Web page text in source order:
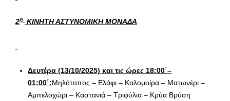
2η ΚΙΝΗΤΗ ΑΣΤΥΝΟΜΙΚΗ ΜΟΝΑΔΑ
Δευτέρα (13/10/2025) και τις ώρες 18:00΄–
01:00΄:Μηλότοπος – Ελάφι – Καλομοίρα – Ματωνέρι –
Αμπελοχώρι – Καστανιά – Τριφύλια – Κρύα Βρύση